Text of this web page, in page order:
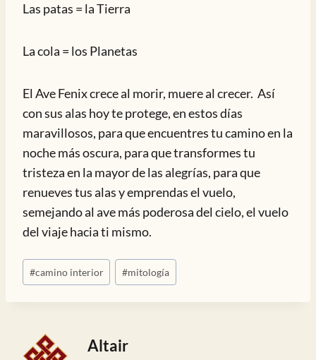
Las patas = la Tierra
La cola = los Planetas
El Ave Fenix crece al morir, muere al crecer. Así
con sus alas hoy te protege, en estos días
maravillosos, para que encuentres tu camino en la
noche más oscura, para que transformes tu
tristeza en la mayor de las alegrías, para que
renueves tus alas y emprendas el vuelo,
semejando al ave más poderosa del cielo, el vuelo
del viaje hacia ti mismo.
Etiquetas
de
la
#camino interior #mitología
Altair